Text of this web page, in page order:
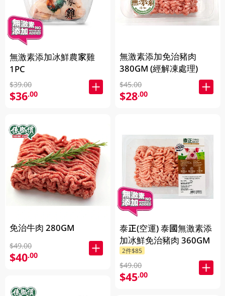
無激素添加冰鮮農家雞
1PC
$39.00
$36.00
免治牛肉 280GM
$49.00
$40.00
無激素添加免治豬肉
380GM (經解凍處理)
$45.00
$28.00
泰正(空運) 泰國無激素添
加冰鮮免治豬肉 360GM
2件$85
$49.00
$45.00